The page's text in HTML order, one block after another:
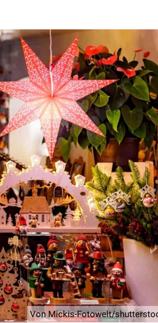
Von Mickis-Fotowelt/